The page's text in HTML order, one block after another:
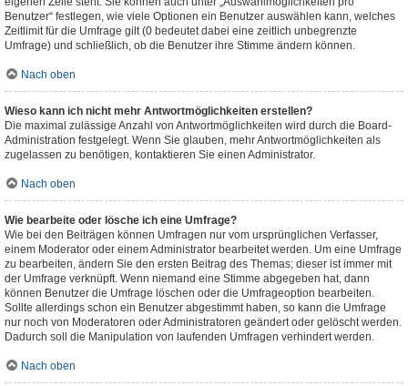
Benutzer“ festlegen, wie viele Optionen ein Benutzer auswählen kann, welches
Zeitlimit für die Umfrage gilt (0 bedeutet dabei eine zeitlich unbegrenzte
Umfrage) und schließlich, ob die Benutzer ihre Stimme ändern können.
Nach oben
Wieso kann ich nicht mehr Antwortmöglichkeiten erstellen?
Die maximal zulässige Anzahl von Antwortmöglichkeiten wird durch die Board-
Administration festgelegt. Wenn Sie glauben, mehr Antwortmöglichkeiten als
zugelassen zu benötigen, kontaktieren Sie einen Administrator.
Nach oben
Wie bearbeite oder lösche ich eine Umfrage?
Wie bei den Beiträgen können Umfragen nur vom ursprünglichen Verfasser,
einem Moderator oder einem Administrator bearbeitet werden. Um eine Umfrage
zu bearbeiten, ändern Sie den ersten Beitrag des Themas; dieser ist immer mit
der Umfrage verknüpft. Wenn niemand eine Stimme abgegeben hat, dann
können Benutzer die Umfrage löschen oder die Umfrageoption bearbeiten.
Sollte allerdings schon ein Benutzer abgestimmt haben, so kann die Umfrage
nur noch von Moderatoren oder Administratoren geändert oder gelöscht werden.
Dadurch soll die Manipulation von laufenden Umfragen verhindert werden.
Nach oben